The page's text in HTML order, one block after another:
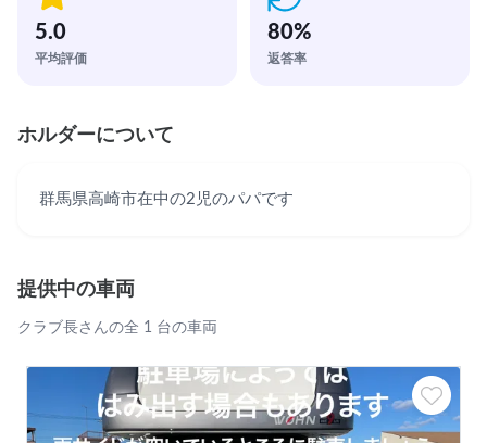
5.0
平均評価
80%
返答率
ホルダーについて
群馬県高崎市在中の2児のパパです
提供中の車両
クラブ長さんの全 1 台の車両